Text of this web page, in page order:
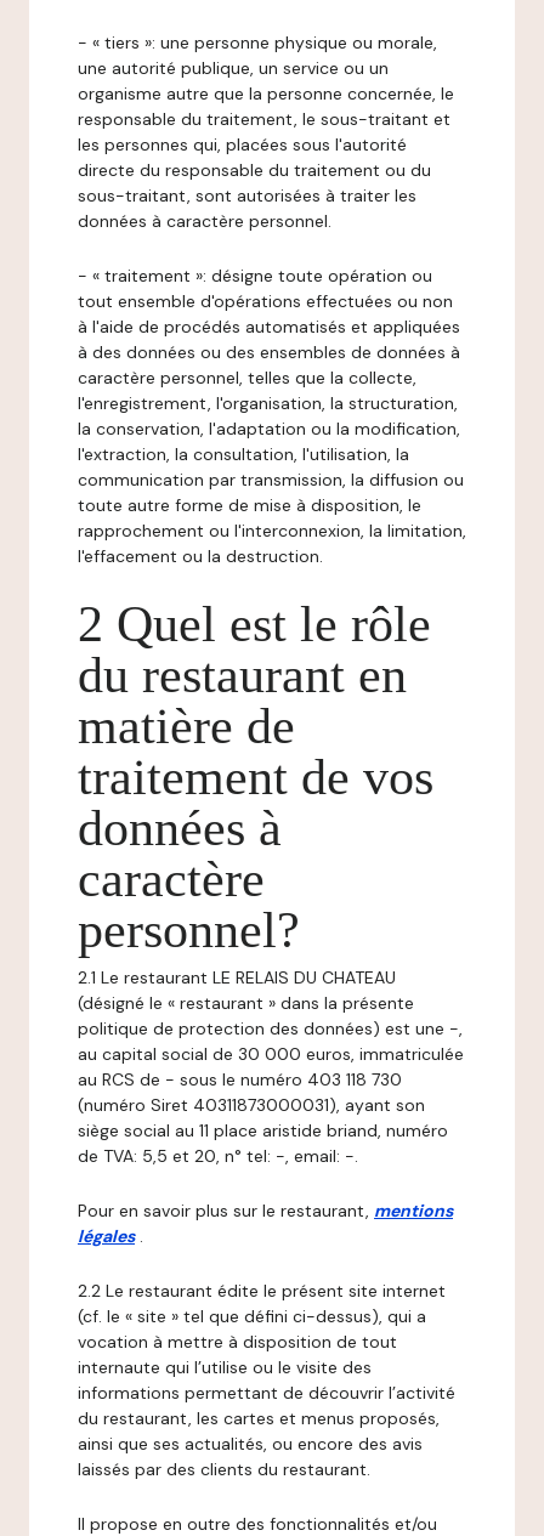
- « tiers »: une personne physique ou morale,
une autorité publique, un service ou un
organisme autre que la personne concernée, le
responsable du traitement, le sous-traitant et
les personnes qui, placées sous l'autorité
directe du responsable du traitement ou du
sous-traitant, sont autorisées à traiter les
données à caractère personnel.
- « traitement »: désigne toute opération ou
tout ensemble d'opérations effectuées ou non
à l'aide de procédés automatisés et appliquées
à des données ou des ensembles de données à
caractère personnel, telles que la collecte,
l'enregistrement, l'organisation, la structuration,
la conservation, l'adaptation ou la modification,
l'extraction, la consultation, l'utilisation, la
communication par transmission, la diffusion ou
toute autre forme de mise à disposition, le
rapprochement ou l'interconnexion, la limitation,
l'effacement ou la destruction.
2 Quel est le rôle
du restaurant en
matière de
traitement de vos
données à
caractère
personnel?
2.1 Le restaurant LE RELAIS DU CHATEAU
(désigné le « restaurant » dans la présente
politique de protection des données) est une -,
au capital social de 30 000 euros, immatriculée
au RCS de - sous le numéro 403 118 730
(numéro Siret 40311873000031), ayant son
siège social au 11 place aristide briand, numéro
de TVA: 5,5 et 20, n° tel: -, email: -.
Pour en savoir plus sur le restaurant, mentions
légales .
2.2 Le restaurant édite le présent site internet
(cf. le « site » tel que défini ci-dessus), qui a
vocation à mettre à disposition de tout
internaute qui l’utilise ou le visite des
informations permettant de découvrir l’activité
du restaurant, les cartes et menus proposés,
ainsi que ses actualités, ou encore des avis
laissés par des clients du restaurant.
Il propose en outre des fonctionnalités et/ou